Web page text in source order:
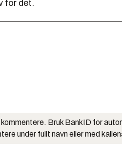
for det.
Bruk BankID for
under fullt navn eller med